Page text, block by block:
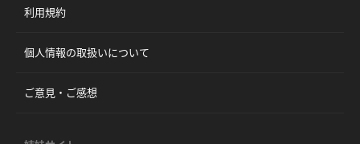
利用規約
個人情報の取扱いについて
ご意見・ご感想